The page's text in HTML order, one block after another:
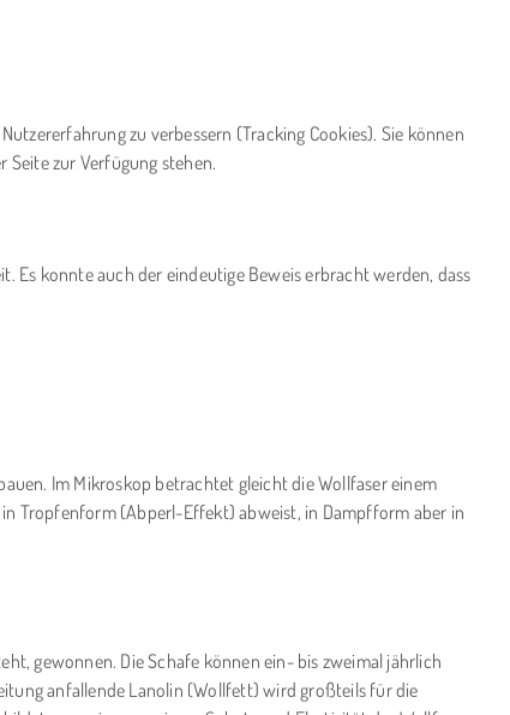
Es konnte auch der eindeutige Beweis erbracht werden, dass
Im Mikroskop betrachtet gleicht die Wollfaser einem
in Tropfenform (Abperl-Effekt) abweist, in Dampfform aber in
gewonnen. Die Schafe können ein- bis zweimal jährlich
anfallende Lanolin (Wollfett) wird großteils für die
zu verbessern (Tracking Cookies). Sie können
Seite zur Verfügung stehen.